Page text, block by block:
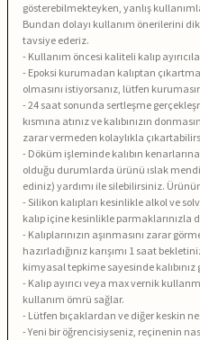
gösterebilmekteyken, yanlış
Bundan dolayı kullanım önerilerini
tavsiye ederiz.
- Kullanım öncesi kaliteli kalıp
- Epoksi kurumadan kalıptan
olmasını istiyorsanız, lütfen
- 24 saat sonunda sertleşme
kısmına atınız ve kalıbınızın
zarar vermeden kolaylıkla
- Döküm işleminde kalıbın
olduğu durumlarda ürünü ıslak
ediniz) yardımı ile silebilirsiniz.
- Silikon kalıpları kesinlikle alkol ve
kalıp içine kesinlikle parmaklarınızla
- Kalıplarınızın aşınmasını zarar
hazırladığınız karışımı 1 saat
kimyasal tepkime sayesinde
- Kalıp ayırıcı veya max vernik
kullanım ömrü sağlar.
- Lütfen bıçaklardan ve diğer keskin
- Yeni bir öğrencisiyseniz, reçinenin